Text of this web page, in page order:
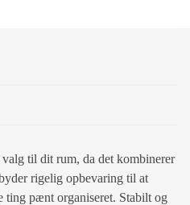
til dit rum, da det kombinerer
rigelig opbevaring til at
ting pænt organiseret. Stabilt og